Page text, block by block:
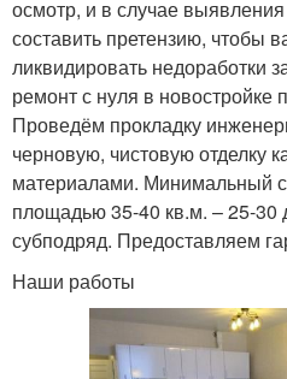
осмотр, и в случае
составить претензию, чтобы
ликвидировать недоработки
ремонт с нуля в новостройке
Проведём прокладку
черновую, чистовую отделку
материалами. Минимальный
площадью 35-40 кв.м. – 25-30
субподряд. Предоставляем
Наши работы